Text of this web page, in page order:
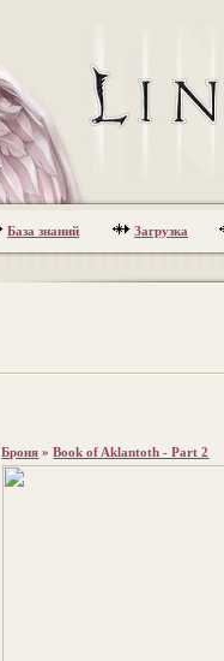
База знаний Загрузка
Броня »Book of Aklantoth - Part 2